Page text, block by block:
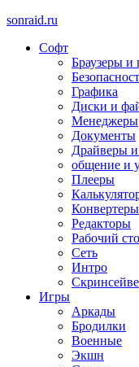
sonraid.ru
Скачивай программы,
Софт
Браузеры и
Графика
Диски и
Менеджеры
Документы
Драйверы
общение и
Плееры
Конвертеры
Редакторы
Рабочий
Сеть
Интро
Игры
Аркады
Бродилки
Военные
Экшн